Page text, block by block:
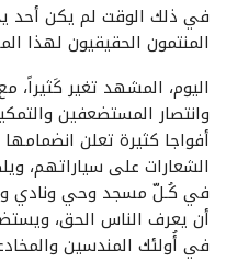
في ذلك الوقت لم يكن أحد
المنتمون الحقيقيون لهذا
اليوم، المشهد تغير كَثيراً،
وانتصار المستضعفين
أفواجا كثيرة تعلن
الشعارات على سياراتهم،
في كُـلّ مسجد وحي ونادي
أن يعرف الناس الحق،
في أُولئك المندسين